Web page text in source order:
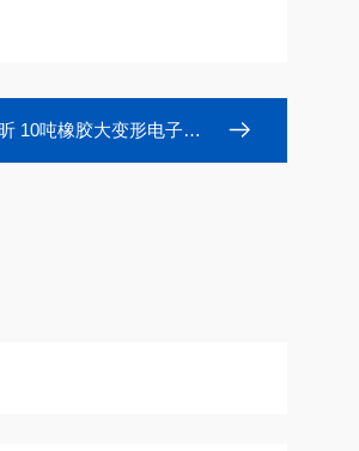
吨橡胶大变形电子万能试验机